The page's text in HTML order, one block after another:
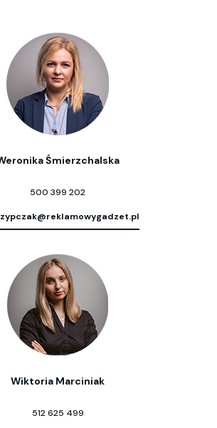
Śmierzchalska
500 399 202
Wiktoria Marciniak
512 625 499